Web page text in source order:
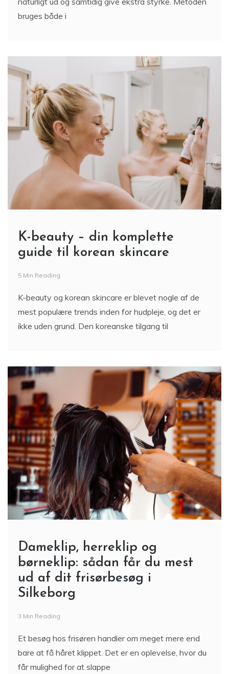
bruges både i
K-beauty – din komplette
guide til korean skincare
5 Min Reading
K-beauty og korean skincare er blevet nogle af de
mest populære trends inden for hudpleje, og det er
ikke uden grund. Den koreanske tilgang til
Dameklip, herreklip og
børneklip: sådan får du mest
ud af dit frisørbesøg i
Silkeborg
3 Min Reading
Et besøg hos frisøren handler om meget mere end
bare at få håret klippet. Det er en oplevelse, hvor du
får mulighed for at slappe